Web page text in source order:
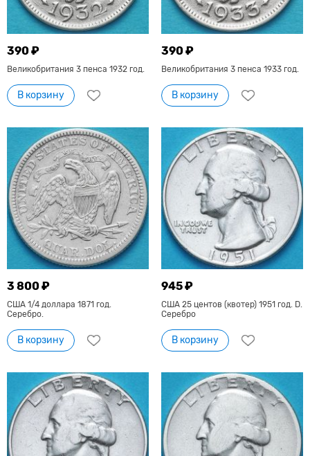
390 ₽
Великобритания 3 пенса 1932 год.
В корзину
390 ₽
Великобритания 3 пенса 1933 год.
В корзину
3 800 ₽
США 1/4 доллара 1871 год.
Серебро.
В корзину
945 ₽
США 25 центов (квотер) 1951 год. D.
Серебро
В корзину